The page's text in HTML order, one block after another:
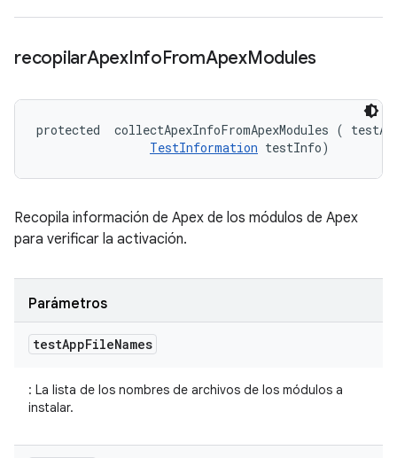
recopilarApexInfoFromApexModules
protected collectApexInfoFromApexModules (
TestInformation testInfo)
Recopila información de Apex de los módulos de Apex
para verificar la activación.
Parámetros
testAppFileNames
: La lista de los nombres de archivos de los módulos a
instalar.